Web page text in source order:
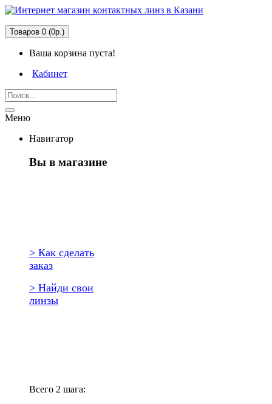
Товаров 0 (0р.)
Ваша корзина пуста!
Кабинет
Меню
Навигатор
Вы в магазине
> Как сделать
заказ
> Найди свои
линзы
Всего 2 шага: